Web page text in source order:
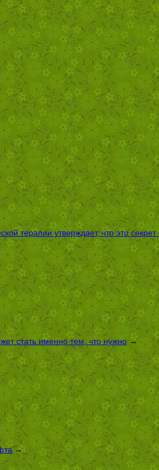
терапии утверждает, что это секрет
стать именно тем, что нужно →
→